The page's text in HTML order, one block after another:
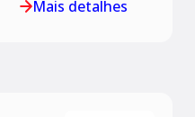
Mais detalhes